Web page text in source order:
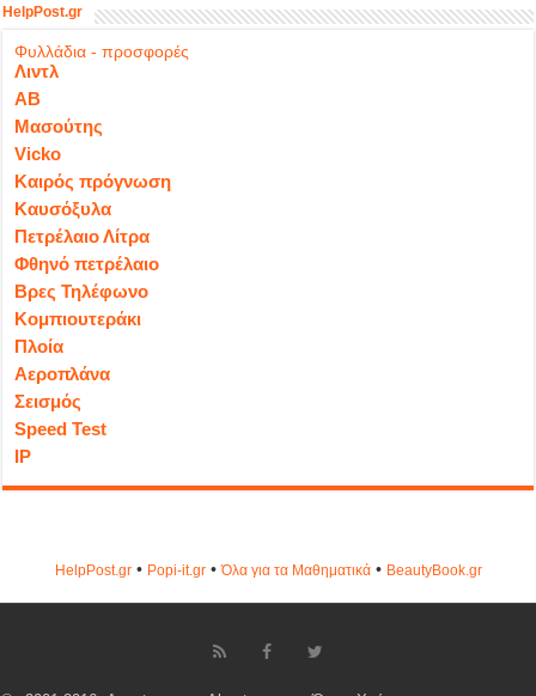
HelpPost.gr
Φυλλάδια - προσφορές
Λιντλ
ΑΒ
Μασούτης
Vicko
Καιρός πρόγνωση
Καυσόξυλα
Πετρέλαιο Λίτρα
Φθηνό πετρέλαιο
Βρες Τηλέφωνο
Κομπιουτεράκι
Πλοία
Αεροπλάνα
Σεισμός
Speed Test
IP
HelpPost.gr• Popi-it.gr•Όλα για τα Μαθηματικά• ΒeautyΒook.gr